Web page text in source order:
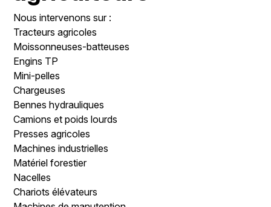
Nous intervenons sur :
Tracteurs agricoles
Moissonneuses-batteuses
Engins TP
Mini-pelles
Chargeuses
Bennes hydrauliques
Camions et poids lourds
Presses agricoles
Machines industrielles
Matériel forestier
Nacelles
Chariots élévateurs